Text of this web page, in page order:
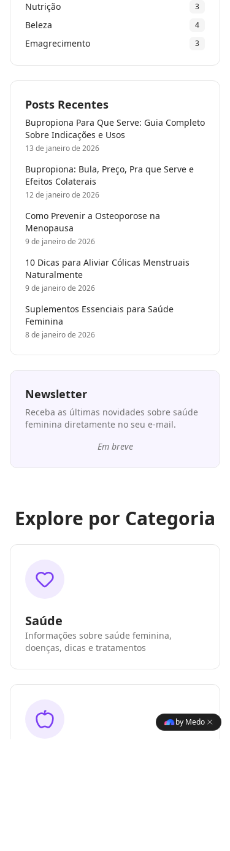
Nutrição 3
Beleza 4
Emagrecimento 3
Posts Recentes
Bupropiona Para Que Serve: Guia Completo
Sobre Indicações e Usos
13 de janeiro de 2026
Bupropiona: Bula, Preço, Pra que Serve e
Efeitos Colaterais
12 de janeiro de 2026
Como Prevenir a Osteoporose na
Menopausa
9 de janeiro de 2026
10 Dicas para Aliviar Cólicas Menstruais
Naturalmente
9 de janeiro de 2026
Suplementos Essenciais para Saúde
Feminina
8 de janeiro de 2026
Newsletter
Receba as últimas novidades sobre saúde
feminina diretamente no seu e-mail.
Em breve
Explore por Categoria
Saúde
Informações sobre saúde feminina,
doenças, dicas e tratamentos
by Medo